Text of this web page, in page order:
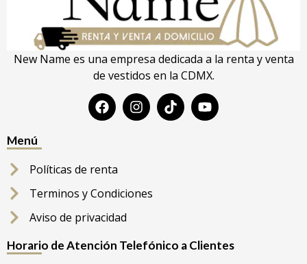
New Name es una empresa dedicada a la renta y venta
de vestidos en la CDMX.
Menú
Políticas de renta
Terminos y Condiciones
Aviso de privacidad
Horario de Atención Telefónico a Clientes